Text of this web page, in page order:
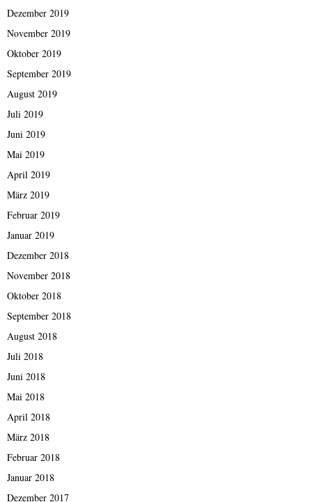
Dezember 2019
November 2019
Oktober 2019
September 2019
August 2019
Juli 2019
Juni 2019
Mai 2019
April 2019
März 2019
Februar 2019
Januar 2019
Dezember 2018
November 2018
Oktober 2018
September 2018
August 2018
Juli 2018
Juni 2018
Mai 2018
April 2018
März 2018
Februar 2018
Januar 2018
Dezember 2017